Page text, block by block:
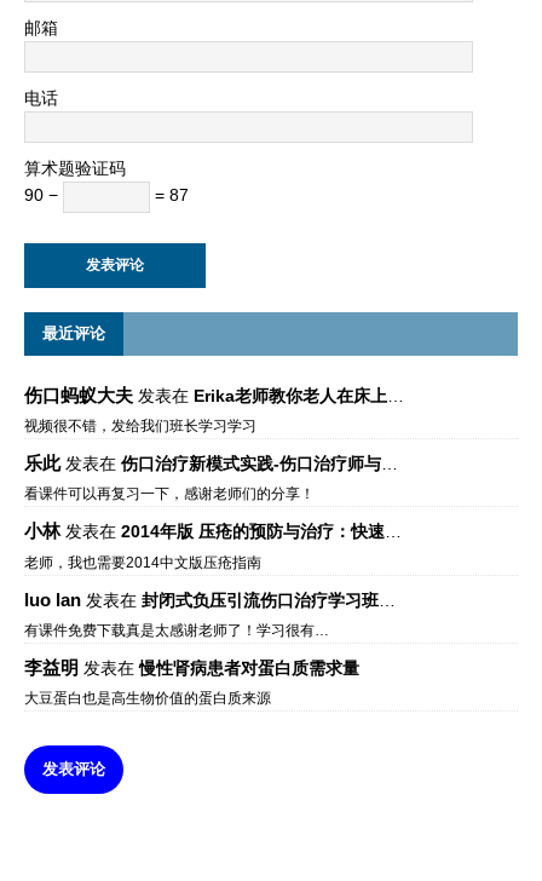
邮箱
电话
算术题验证码
90 −
= 87
最近评论
伤口蚂蚁大夫 发表在 Erika老师教你老人在床上如何左右翻身
视频很不错，发给我们班长学习学习
乐此发表在 伤口治疗新模式实践-伤口治疗师与伤口专科
看课件可以再复习一下，感谢老师们的分享！
小林发表在 2014年版 压疮的预防与治疗：快速参考指南 – 中文版、英文版、芬兰语版、葡萄牙语版
老师，我也需要2014中文版压疮指南
luo lan 发表在 封闭式负压引流伤口治疗学习班课件资料免费下载
有课件免费下载真是太感谢老师了！学习很有…
李益明 发表在慢性肾病患者对蛋白质需求量
大豆蛋白也是高生物价值的蛋白质来源
发表评论